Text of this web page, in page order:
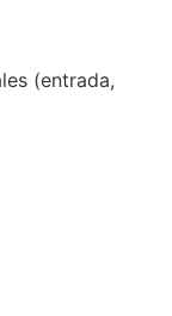
(entrada,